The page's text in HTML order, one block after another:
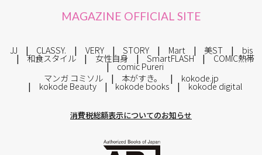
MAGAZINE OFFICIAL SITE
JJ CLASSY. VERY STORY Mart 美ST bis
和食スタイル 女性自身 SmartFLASH COMIC熱帯
comic Pureri
マンガ コミソル
本がすき。 kokode.jp
kokode Beauty kokode books kokode digital
消費税総額表示についてのお知らせ